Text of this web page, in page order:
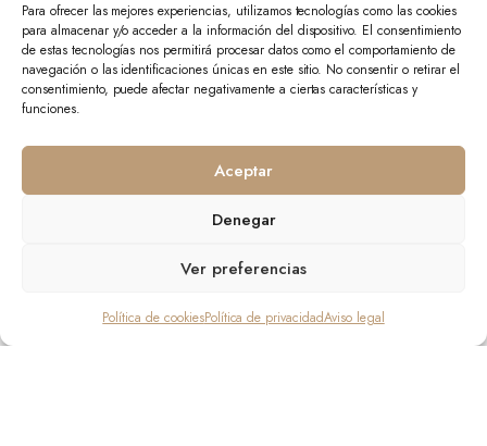
Para ofrecer las mejores experiencias, utilizamos tecnologías como las cookies
para almacenar y/o acceder a la información del dispositivo. El consentimiento
de estas tecnologías nos permitirá procesar datos como el comportamiento de
navegación o las identificaciones únicas en este sitio. No consentir o retirar el
consentimiento, puede afectar negativamente a ciertas características y
funciones.
Aceptar
Denegar
Ver preferencias
Política de cookiesPolítica de privacidadAviso legal
Mis pedidos
Mis favoritos
Tienda
Novedades
Copyright 2024 © Ananda Boutique
BUSCAR DESEOS